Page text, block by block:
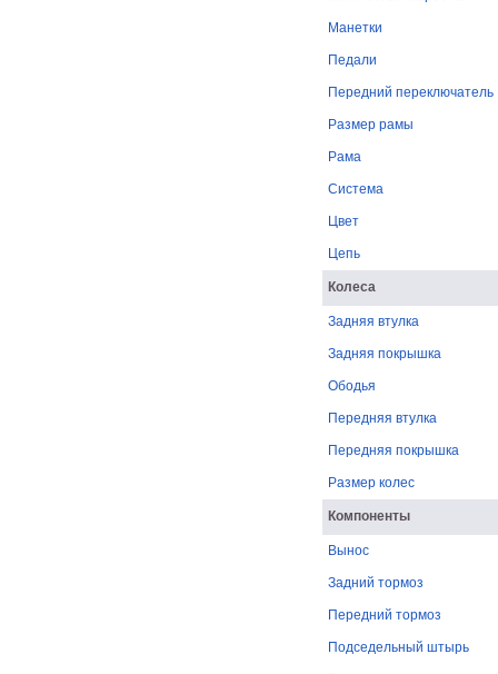
Манетки
Педали
Передний переключатель
Размер рамы
Рама
Система
Цвет
Цепь
Колеса
Задняя втулка
Задняя покрышка
Ободья
Передняя втулка
Передняя покрышка
Размер колес
Компоненты
Вынос
Задний тормоз
Передний тормоз
Подседельный штырь